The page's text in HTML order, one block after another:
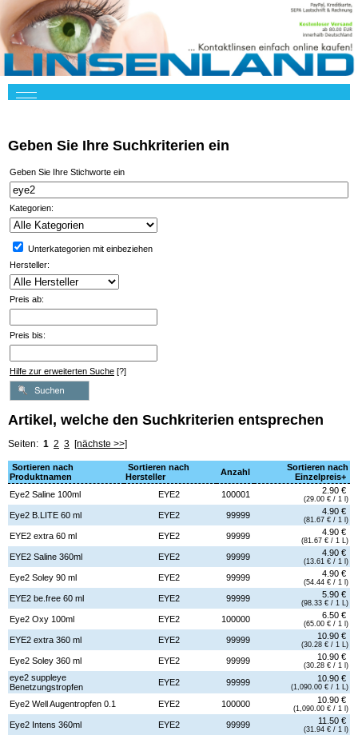
Geben Sie Ihre Suchkriterien ein
Geben Sie Ihre Stichworte ein
Kategorien:
Unterkategorien mit einbeziehen
Hersteller:
Preis ab:
Preis bis:
Hilfe zur erweiterten Suche [?]
Artikel, welche den Suchkriterien entsprechen
Seiten: 1 2 3 [nächste >>]
Sortieren nach
Produktnamen
Sortieren nach
Hersteller
Anzahl
Sortieren nach
Einzelpreis+
Eye2 Saline 100ml
EYE2 100001 2.90 €
(29.00 € / 1 l)
Eye2 B.LITE 60 ml EYE2 99999 4.90 €
(81.67 € / 1 l)
EYE2 extra 60 ml EYE2 99999 4.90 €
(81.67 € / 1 L)
EYE2 Saline 360ml EYE2 99999 4.90 €
(13.61 € / 1 l)
Eye2 Soley 90 ml EYE2 99999 4.90 €
(54.44 € / 1 l)
EYE2 be.free 60 ml EYE2 99999 5.90 €
(98.33 € / 1 L)
Eye2 Oxy 100ml EYE2 100000 6.50 €
(65.00 € / 1 l)
EYE2 extra 360 ml EYE2 99999 10.90 €
(30.28 € / 1 L)
Eye2 Soley 360 ml EYE2 99999 10.90 €
(30.28 € / 1 l)
eye2 suppleye
Benetzungstropfen
EYE2 99999 10.90 €
(1,090.00 € / 1 L)
Eye2 Well Augentropfen 0.1 EYE2 100000 10.90 €
(1,090.00 € / 1 l)
Eye2 Intens 360ml EYE2 99999 11.50 €
(31.94 € / 1 l)